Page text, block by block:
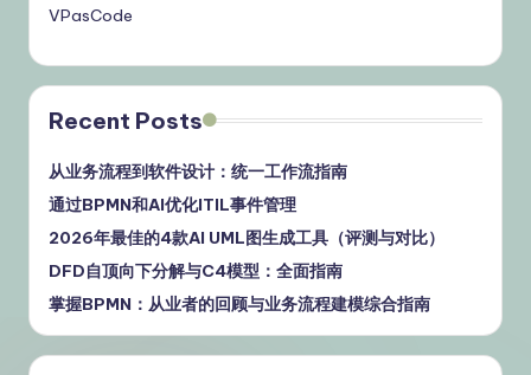
VPasCode
Recent Posts
从业务流程到软件设计：统一工作流指南
通过BPMN和AI优化ITIL事件管理
2026年最佳的4款AI UML图生成工具（评测与对比）
DFD自顶向下分解与C4模型：全面指南
掌握BPMN：从业者的回顾与业务流程建模综合指南